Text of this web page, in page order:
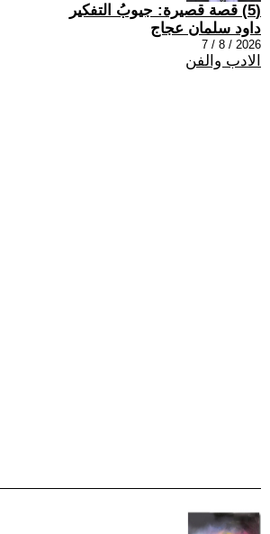
(5) قصة قصيرة: جيوبُ التفكير
داود سلمان عجاج
2026 / 8 / 7
الادب والفن